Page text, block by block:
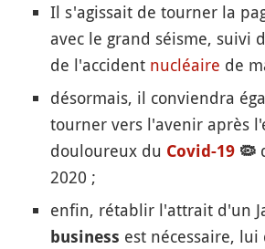
Il s'agissait de tourner la
avec le grand séisme, suivi
de l'accident nucléaire de
désormais, il conviendra
tourner vers l'avenir après
douloureux du Covid-19 🦠
2020 ;
enfin, rétablir l'attrait d'un
business est nécessaire,